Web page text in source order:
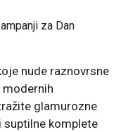
nude raznovrsne
glamurozne
suptilne komplete